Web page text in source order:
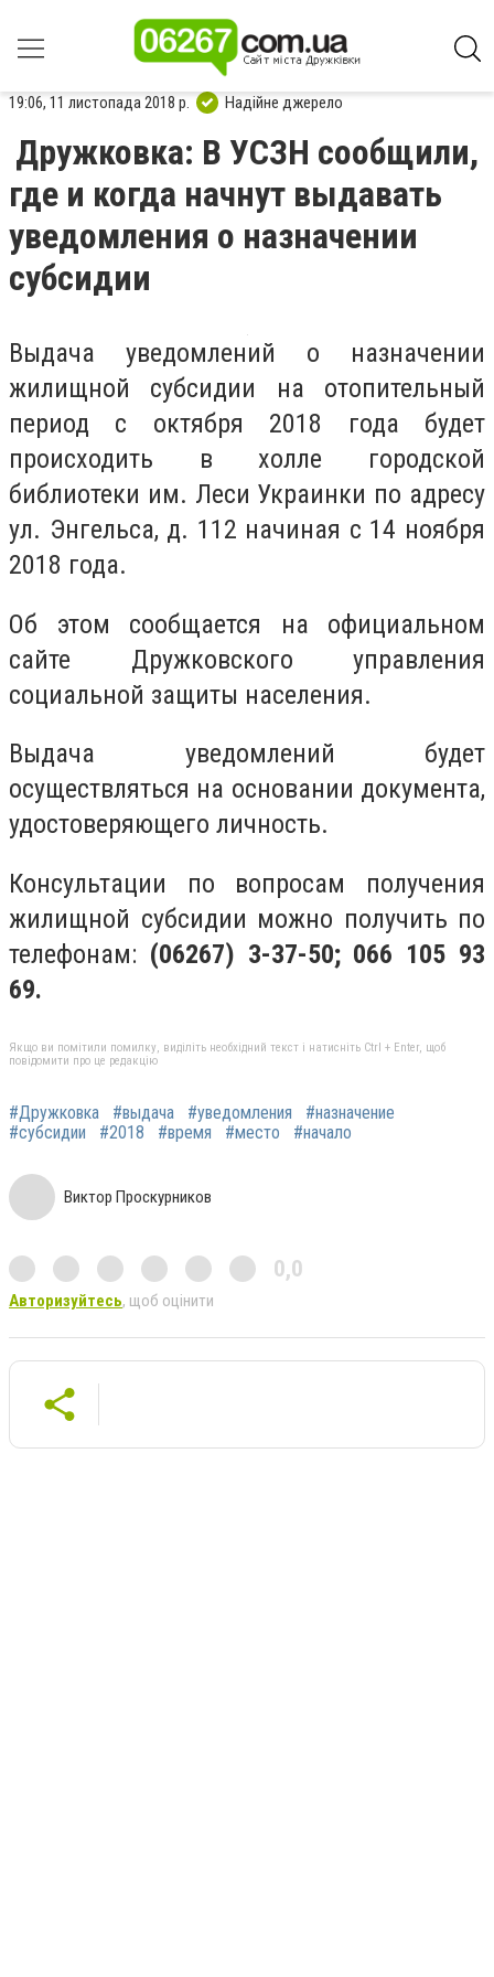
19:06, 11 листопада 2018 р. Надійне джерело
Дружковка: В УСЗН сообщили,
где и когда начнут выдавать
уведомления о назначении
субсидии
Выдача уведомлений о назначении
жилищной субсидии на отопительный
период с октября 2018 года будет
происходить в холле городской
библиотеки им. Леси Украинки по адресу
ул. Энгельса, д. 112 начиная с 14 ноября
2018 года.
Об этом сообщается на официальном
сайте Дружковского управления
социальной защиты населения.
Выдача уведомлений будет
осуществляться на основании документа,
удостоверяющего личность.
Консультации по вопросам получения
жилищной субсидии можно получить по
телефонам: (06267) 3-37-50; 066 105 93
69.
Якщо ви помітили помилку, виділіть необхідний текст і натисніть Ctrl + Enter, щоб
повідомити про це редакцію
#Дружковка #выдача #уведомления
#назначение
#субсидии
#2018 #время #место #начало
Виктор Проскурников
0,0
Авторизуйтесь, щоб оцінити